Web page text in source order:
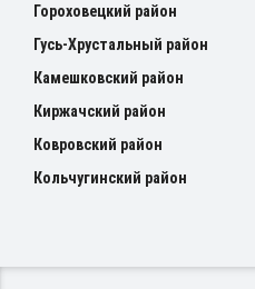
Гороховецкий район
Гусь-Хрустальный район
Камешковский район
Киржачский район
Ковровский район
Кольчугинский район